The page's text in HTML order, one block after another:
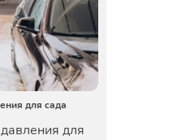
для сада
для